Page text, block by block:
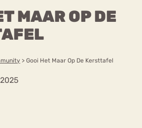
MAAR OP DE
> Gooi Het Maar Op De Kersttafel